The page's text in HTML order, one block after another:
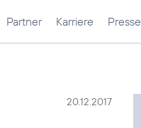
Partner Karriere Presse
20.12.2017